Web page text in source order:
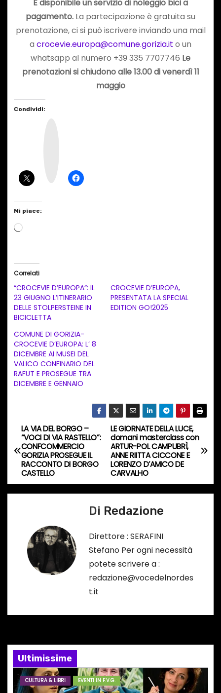
È disponibile un servizio di noleggio bici a
pagamento. La partecipazione è gratuita su
prenotazione, ci si può iscrivere inviando una mail
a crocevie.europa@comune.gorizia.it o un
whatsapp al numero +39 335 7707746 Le
prenotazioni si chiudono alle 13.00 di venerdì 11
maggio
Condividi:
Mi piace:
C
a
m
e
n
t
o
i
r
s
o
…
Correlati
“CROCEVIE D’EUROPA”: IL
23 GIUGNO L’ITINERARIO
DELLE STOLPERSTEINE IN
BICICLETTA
CROCEVIE D’EUROPA,
PRESENTATA LA SPECIAL
EDITION GO!2025
COMUNE DI GORIZIA-
CROCEVIE D’EUROPA: L’ 8
DICEMBRE AI MUSEI DEL
VALICO CONFINARIO DEL
RAFUT E PROSEGUE TRA
DICEMBRE E GENNAIO
N
a
v
i
n
e
a
r
LE GIORNATE DELLA LUCE,
domani masterclass con
ARTUR-POL CAMPUBRÌ,
ANNE RIITTA CICCONE E
LORENZO D’AMICO DE
CARVALHO
LA VIA DEL BORGO –
“VOCI DI VIA RASTELLO”:
CONFCOMMERCIO
GORIZIA PROSEGUE IL
RACCONTO DI BORGO
CASTELLO
Di Redazione
Direttore : SERAFINI
Stefano Per ogni necessità
potete scrivere a :
redazione@vocedelnordes
t.it
Ultimissime
CULTURA & LIBRI EVENTI IN F.V.G.